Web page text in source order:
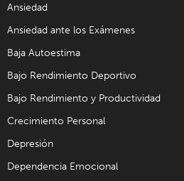
Ansiedad
Ansiedad ante los Exámenes
Baja Autoestima
Bajo Rendimiento Deportivo
Bajo Rendimiento y Productividad
Crecimiento Personal
Depresión
Dependencia Emocional